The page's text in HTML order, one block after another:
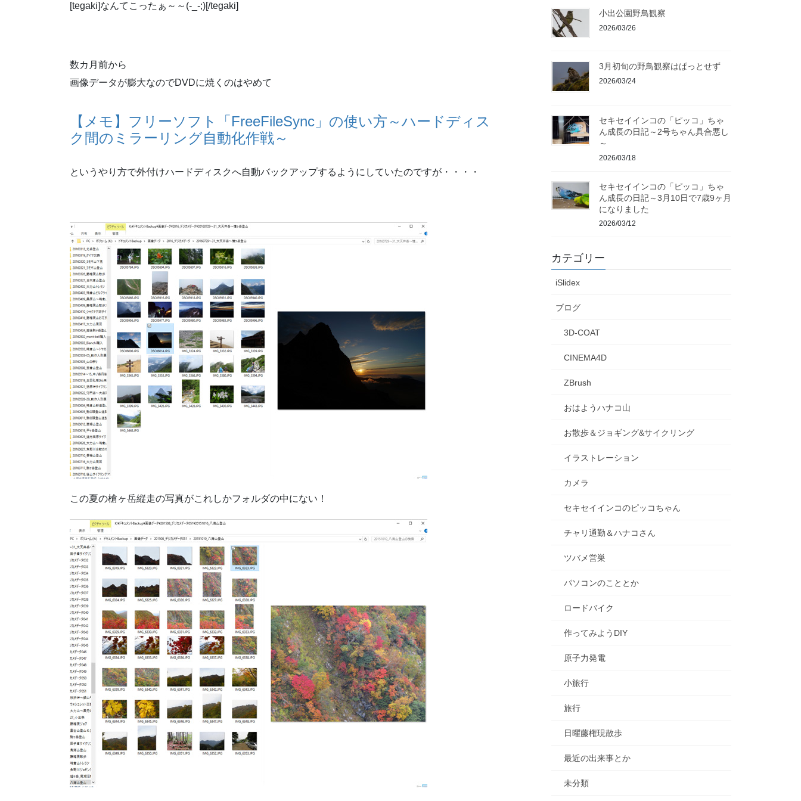
[tegaki]なんてこったぁ～～(-_-;)[/tegaki]
数カ月前から
画像データが膨大なのでDVDに焼くのはやめて
【メモ】フリーソフト「FreeFileSync」の使い方～ハードディス
ク間のミラーリング自動化作戦～
というやり方で外付けハードディスクへ自動バックアップするようにしていたのですが・・・・
この夏の槍ヶ岳縦走の写真がこれしかフォルダの中にない！
小出公園野鳥観察
2026/03/26
3月初旬の野鳥観察はぱっとせず
2026/03/24
セキセイインコの「ピッコ」ちゃ
ん成長の日記～2号ちゃん具合悪し
～
2026/03/18
セキセイインコの「ピッコ」ちゃ
ん成長の日記～3月10日で7歳9ヶ月
になりました
2026/03/12
カテゴリー
iSlidex
ブログ
3D-COAT
CINEMA4D
ZBrush
おはようハナコ山
お散歩＆ジョギング&サイクリング
イラストレーション
カメラ
セキセイインコのピッコちゃん
チャリ通勤＆ハナコさん
ツバメ営巣
パソコンのこととか
ロードバイク
作ってみようDIY
原子力発電
小旅行
旅行
日曜藤権現散歩
最近の出来事とか
未分類